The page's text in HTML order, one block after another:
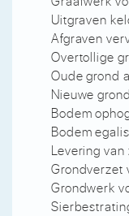
Uitgraven
Afgraven
Overtollige
Oude grond
Nieuwe
Bodem
Bodem
Levering
Grondverzet
Grondwerk